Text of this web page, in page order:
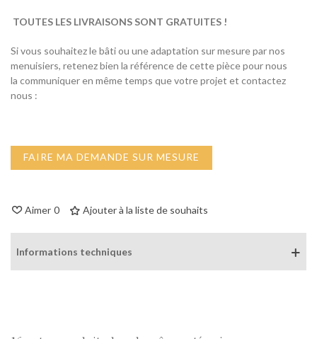
TOUTES LES LIVRAISONS SONT GRATUITES !
Si vous souhaitez le bâti ou une adaptation sur mesure par nos
menuisiers, retenez bien la référence de cette pièce pour nous
la communiquer en même temps que votre projet et contactez
nous :
FAIRE MA DEMANDE SUR MESURE
Aimer 0 Ajouter à la liste de souhaits
Informations techniques